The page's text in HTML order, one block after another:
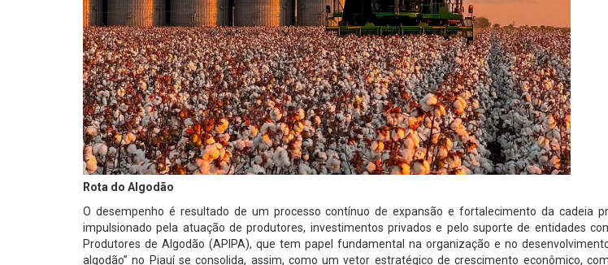
Rota do Algodão
O desempenho é resultado de um processo contínuo de expansão e fortalecimento da cadeia
impulsionado pela atuação de produtores, investimentos privados e pelo suporte de entidades
Produtores de Algodão (APIPA), que tem papel fundamental na organização e no
algodão” no Piauí se consolida, assim, como um vetor estratégico de crescimento econômico,